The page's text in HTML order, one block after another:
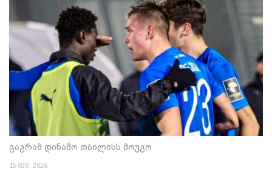
გაგრამ დინამო თბილისს მოუგო
15 ივნ. 2026